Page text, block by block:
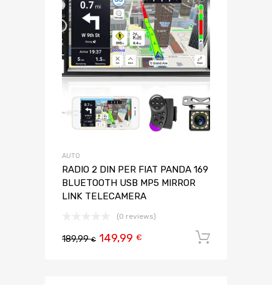
AUTO
RADIO 2 DIN PER FIAT PANDA 169
BLUETOOTH USB MP5 MIRROR
LINK TELECAMERA
(0 reviews)
189,99€ 149,99 €